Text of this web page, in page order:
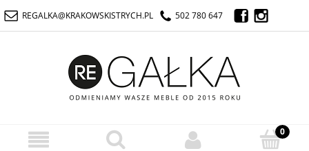
REGALKA@KRAKOWSKISTRYCH.PL 502 780 647